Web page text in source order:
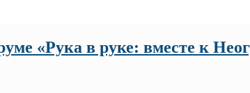
«Рука в руке: вместе к